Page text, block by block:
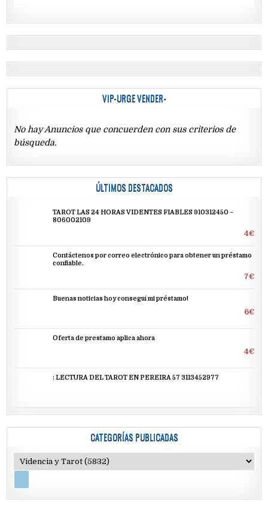
VIP-URGE VENDER-
No hay Anuncios que concuerden con sus criterios de
búsqueda.
ÚLTIMOS DESTACADOS
TAROT LAS 24 HORAS VIDENTES FIABLES 910312450 –
806002109
4€
Contáctenos por correo electrónico para obtener un préstamo
confiable.
7€
Buenas noticias hoy conseguí mi préstamo!
6€
Oferta de prestamo aplica ahora
4€
: LECTURA DEL TAROT EN PEREIRA 57 3113452977
CATEGORÍAS PUBLICADAS